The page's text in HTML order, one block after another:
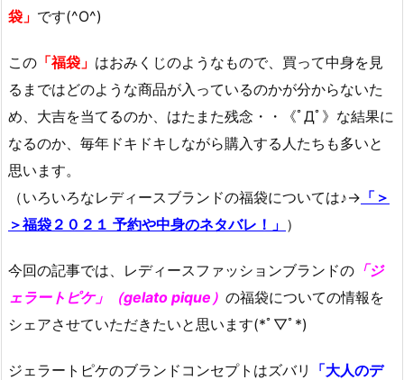
袋」 です(^O^)
この 「福袋」 はおみくじのようなもので、買って中身を見
るまではどのような商品が入っているのかが分からないた
め、大吉を当てるのか、はたまた残念・・《ﾟДﾟ》な結果に
なるのか、毎年ドキドキしながら購入する人たちも多いと
思います。
（いろいろなレディースブランドの福袋については♪→ 「＞
＞福袋２０２１ 予約や中身のネタバレ！」 ）
今回の記事では、レディースファッションブランドの 「ジ
ェラートピケ」（gelato pique） の福袋についての情報を
シェアさせていただきたいと思います(*ﾟ▽ﾟ*)
ジェラートピケのブランドコンセプトはズバリ
「大人のデ